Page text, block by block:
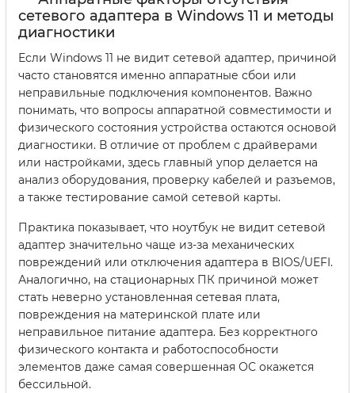
сетевого адаптера в Windows 11 и методы
диагностики
Если Windows 11 не видит сетевой адаптер, причиной
часто становятся именно аппаратные сбои или
неправильные подключения компонентов. Важно
понимать, что вопросы аппаратной совместимости и
физического состояния устройства остаются основой
диагностики. В отличие от проблем с драйверами
или настройками, здесь главный упор делается на
анализ оборудования, проверку кабелей и разъемов,
а также тестирование самой сетевой карты.
Практика показывает, что ноутбук не видит сетевой
адаптер значительно чаще из-за механических
повреждений или отключения адаптера в BIOS/UEFI.
Аналогично, на стационарных ПК причиной может
стать неверно установленная сетевая плата,
повреждения на материнской плате или
неправильное питание адаптера. Без корректного
физического контакта и работоспособности
элементов даже самая совершенная ОС окажется
бессильной.